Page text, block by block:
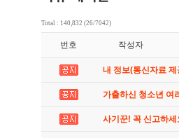
Total : 140,832 (26/7042)
번호 작성자
내 정보(통신자료
가출하신 청소년 여
사기꾼! 꼭 신고하